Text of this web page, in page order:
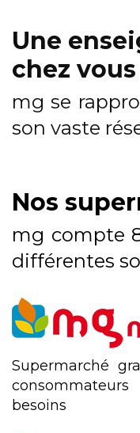
Une
chez vous
mg se
son vaste
Nos
mg compte
différentes
Supermarché
besoins